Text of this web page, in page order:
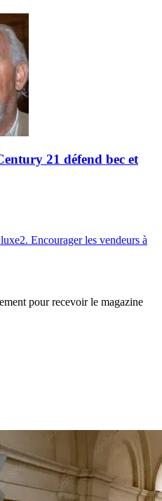
21 défend bec et
2. Encourager les vendeurs à
pour recevoir le magazine